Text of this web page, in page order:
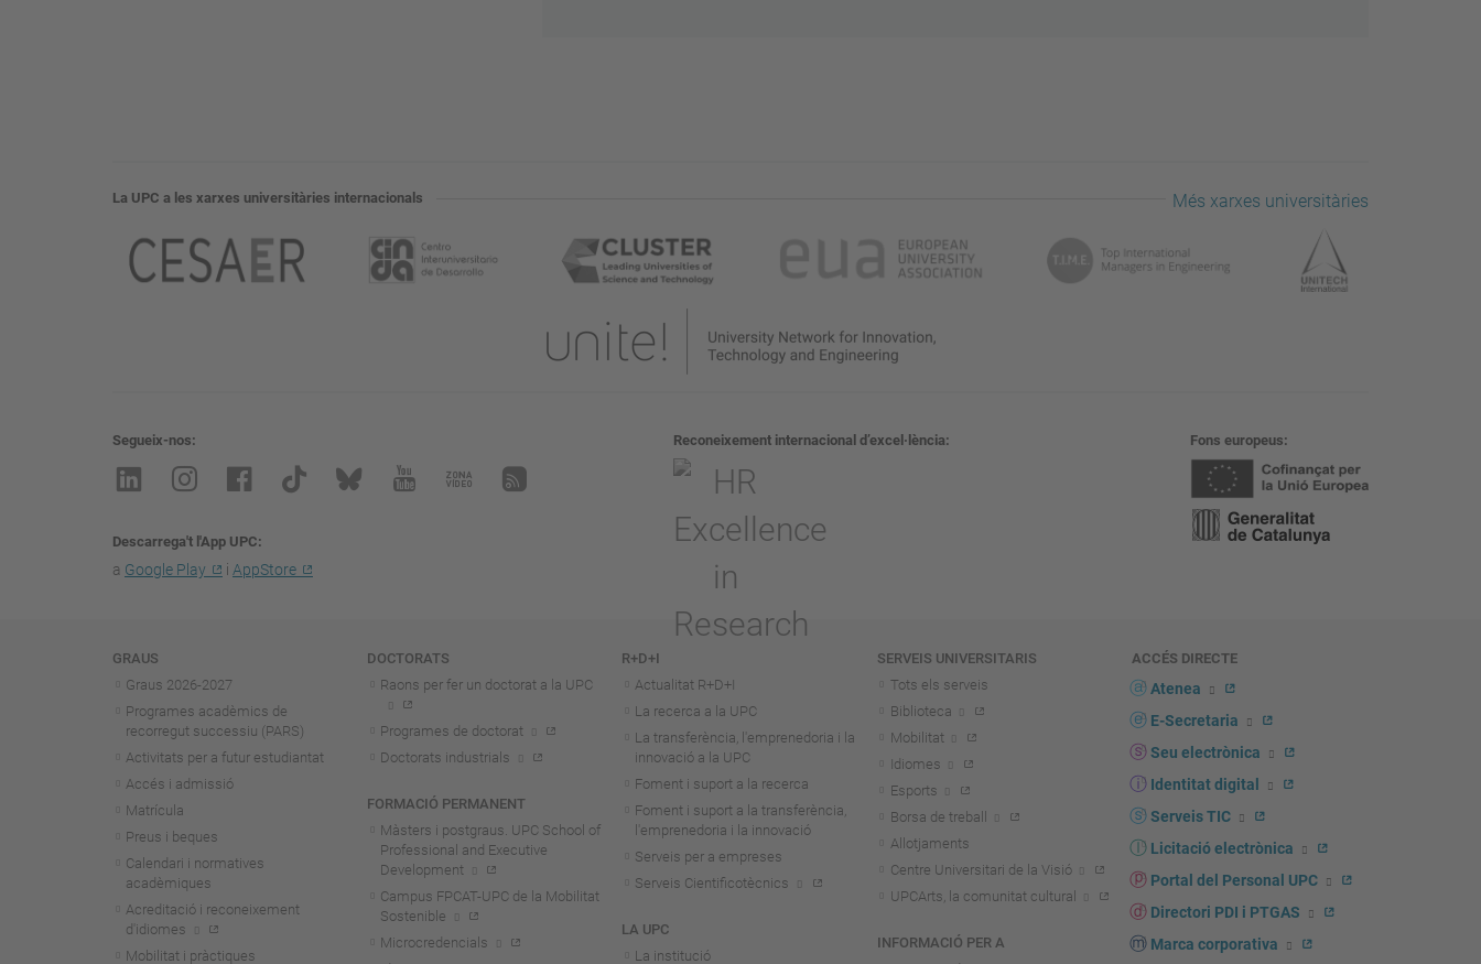
La UPC a les xarxes universitàries internacionals Més xarxes universitàries
Segueix-nos
Descarrega't l'App UPC
a Google Play i AppStore
Reconeixement internacional d’excel·lència Fons europeus
Navegació
GRAUS
Graus 2026-2027
Programes acadèmics de
recorregut successiu (PARS)
Activitats per a futur estudiantat
Accés i admissió
Matrícula
Preus i beques
Calendari i normatives
acadèmiques
Acreditació i reconeixement
d'idiomes
Mobilitat i pràctiques
DOCTORATS
Raons per fer un doctorat a la UPC
Programes de doctorat
Doctorats industrials
FORMACIÓ PERMANENT
Màsters i postgraus. UPC School of
Professional and Executive
Development
Campus FPCAT-UPC de la Mobilitat
Sostenible
Microcredencials
R+D+I
Actualitat R+D+I
La recerca a la UPC
La transferència, l'emprenedoria i la
innovació a la UPC
Foment i suport a la recerca
Foment i suport a la transferència,
l'emprenedoria i la innovació
Serveis per a empreses
Serveis Cientificotècnics
LA UPC
La institució
SERVEIS UNIVERSITARIS
Tots els serveis
Biblioteca
Mobilitat
Idiomes
Esports
Borsa de treball
Allotjaments
Centre Universitari de la Visió
UPCArts, la comunitat cultural
INFORMACIÓ PER A
ACCÉS DIRECTE
Atenea
E-Secretaria
Seu electrònica
Identitat digital
Serveis TIC
Licitació electrònica
Portal del Personal UPC
Directori PDI i PTGAS
Marca corporativa